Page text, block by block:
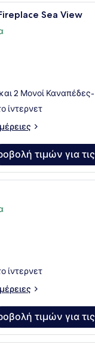
Ένα
Sea View
2 Μονοί
ίντερνετ
τιμών για
Ένα
ίντερνετ
τιμών για